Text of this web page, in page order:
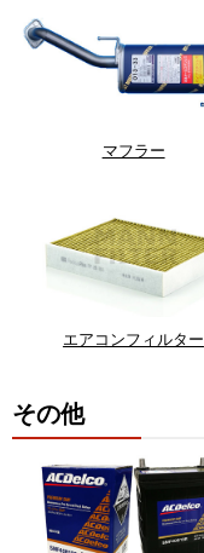
マフラー
エアコンフィルター
その他